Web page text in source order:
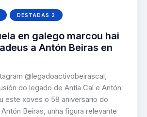
DESTADAS 2
en galego marcou hai
a Antón Beiras en
@legadoactivobeirascal,
do legado de Antía Cal e Antón
este xoves o 58 aniversario do
Beiras, unha figura relevante